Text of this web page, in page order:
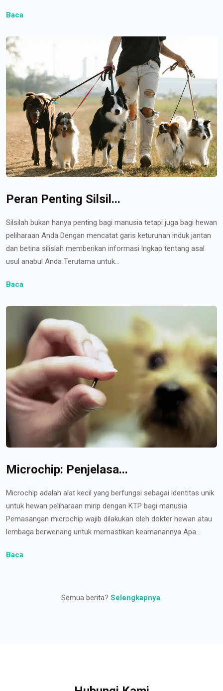
Baca
Peran Penting Silsil...
Silsilah bukan hanya penting bagi manusia tetapi juga bagi hewan
peliharaan Anda Dengan mencatat garis keturunan induk jantan
dan betina silislah memberikan informasi lngkap tentang asal
usul anabul Anda Terutama untuk...
Baca
Microchip: Penjelasa...
Microchip adalah alat kecil yang berfungsi sebagai identitas unik
untuk hewan peliharaan mirip dengan KTP bagi manusia
Pemasangan microchip wajib dilakukan oleh dokter hewan atau
lembaga berwenang untuk memastikan keamanannya Apa...
Baca
Semua berita? Selengkapnya.